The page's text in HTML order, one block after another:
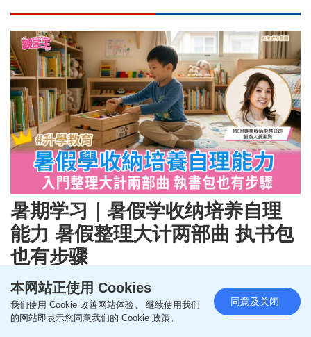
暑期学习｜暑假学收纳培养自理
能力 暑假整理大计两部曲 执书包
也有步骤
亲子 更新时间：07:15 2026-07-31 HKT
暑假学习｜家长常挂在口边不是「快啲」就是「执
本网站正使用 Cookies
我们使用 Cookie 改善网站体验。 继续使用我们
的网站即表示您同意我们的 Cookie 政策。
同意及关闭